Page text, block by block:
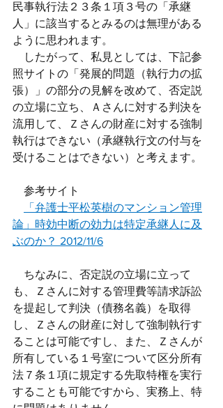
民事執行法２３条１項３号の「承継
人」に該当するとみるのは無理がある
ように思われます。
したがって、私見としては、下記参
照サイトの「発展的問題（執行力の拡
張）」の部分の見解を改めて、否定説
の立場に立ち、Ａさんに対する判決を
流用して、Ｚさんの財産に対する強制
執行はできない（承継執行文の付与を
受けることはできない）と考えます。
参考サイト
「弁護士平松英樹のマンション管理
論」時効中断の効力は特定承継人に及
ぶのか？ 2012/11/6
ちなみに、否定説の立場に立って
も、Ｚさんに対する管理費等請求訴訟
を提起して判決（債務名義）を取得
し、Ｚさんの財産に対して強制執行す
ることは可能ですし、また、Ｚさんが
所有している１号室について区分所有
法７条１項に規定する先取特権を実行
することも可能ですから、実務上、特